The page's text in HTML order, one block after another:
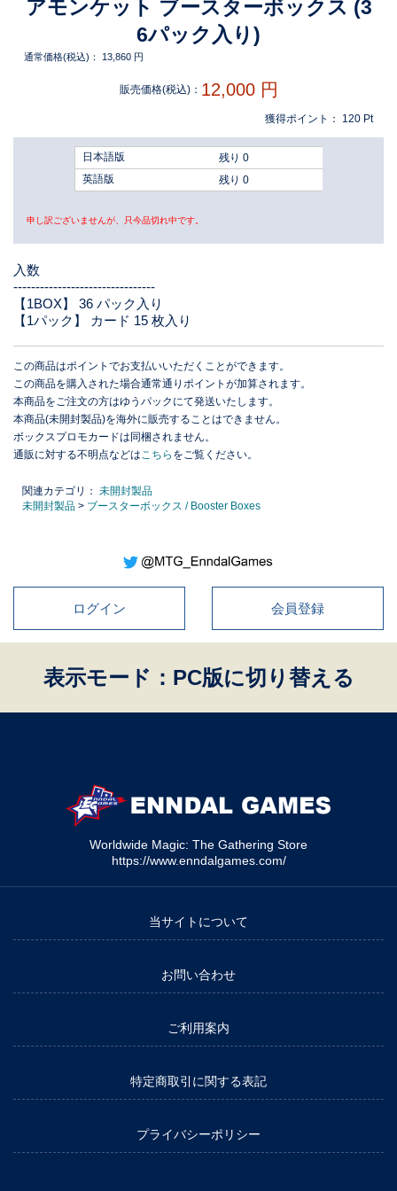
アモンケット ブースターボックス (3
6パック入り)
通常価格(税込)： 13,860 円
販売価格(税込)： 12,000 円
獲得ポイント： 120 Pt
日本語版
残り 0
英語版
残り 0
申し訳ございませんが、只今品切れ中です。
入数
--------------------------------
【1BOX】 36 パック入り
【1パック】 カード 15 枚入り
この商品はポイントでお支払いいただくことができます。
この商品を購入された場合通常通りポイントが加算されます。
本商品をご注文の方はゆうパックにて発送いたします。
本商品(未開封製品)を海外に販売することはできません。
ボックスプロモカードは同梱されません。
通販に対する不明点などはこちら をご覧ください。
関連カテゴリ： 未開封製品
未開封製品 > ブースターボックス / Booster Boxes
ログイン 会員登録
表示モード：PC版に切り替える
Worldwide Magic: The Gathering Store
https://www.enndalgames.com/
当サイトについて
お問い合わせ
ご利用案内
特定商取引に関する表記
プライバシーポリシー